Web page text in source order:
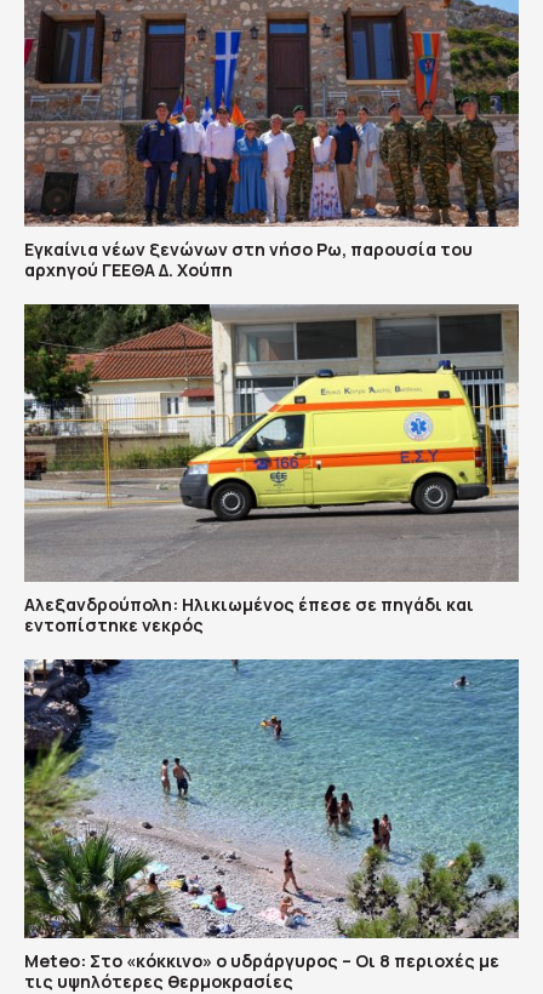
Εγκαίνια νέων ξενώνων στη νήσο Ρω, παρουσία του
αρχηγού ΓΕΕΘΑ Δ. Χούπη
Αλεξανδρούπολη: Ηλικιωμένος έπεσε σε πηγάδι και
εντοπίστηκε νεκρός
Meteo: Στο «κόκκινο» ο υδράργυρος – Οι 8 περιοχές με
τις υψηλότερες θερμοκρασίες